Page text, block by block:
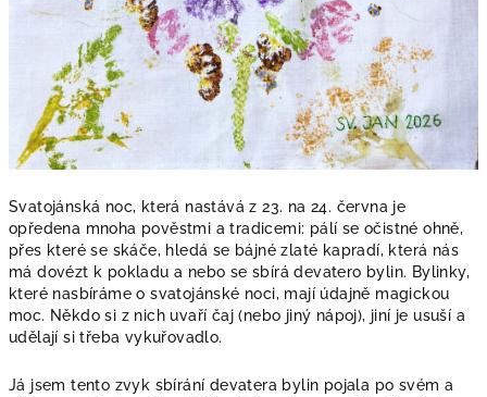
Svatojánská noc, která nastává z 23. na 24. června je
opředena mnoha pověstmi a tradicemi: pálí se očistné ohně,
přes které se skáče, hledá se bájné zlaté kapradí, která nás
má dovézt k pokladu a nebo se sbírá devatero bylin. Bylinky,
které nasbíráme o svatojánské noci, mají údajně magickou
moc. Někdo si z nich uvaří čaj (nebo jiný nápoj), jiní je usuší a
udělají si třeba vykuřovadlo.
Já jsem tento zvyk sbírání devatera bylin pojala po svém a